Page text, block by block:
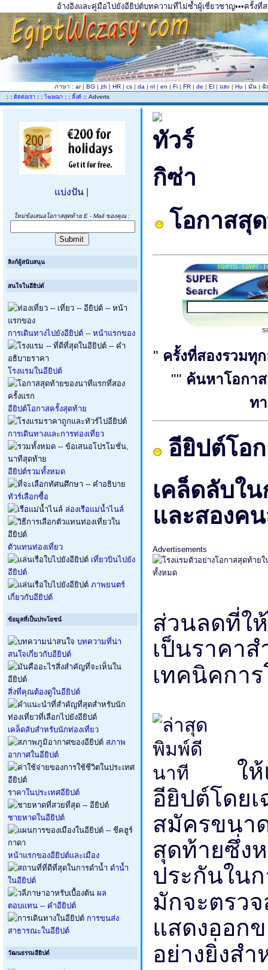
อ้างอิงและคู่มือไปยังอียิปต์บทความที่ไม่ซ้ำผู้เชี่ยวชาญ•••ครั้ง
ภาษา :ar |BG |zh |HR |cs |da |nl |en |Fi |FR |de |El | และ |Hu |มัน |
: : ติดต่อเรา : : โฆษณา : : ลิ้งค์ :: Adverts
แบ่งปัน
ใหม่ข้อเสนอโอกาสสุดท้าย E - Mail ของคุณ :
ลิงก์ผู้สนับสนุน
สนใจในอียิปต์
การเดินทางไปยังอียิปต์ -- หน้าแรกของ
โรงแรมในอียิปต์
อียิปต์โอกาสครั้งสุดท้าย
การเดินทางและการท่องเที่ยว
อียิปต์รวมทั้งหมด
ทัวร์เลือกซื้อ
ล่องเรือแม่น้ำไนล์
ตัวแทนท่องเที่ยว
เที่ยวบินไปยัง
อียิปต์
ภาพยนตร์
เกี่ยวกับอียิปต์
ข้อมูลที่เป็นประโยชน์
บทความที่น่า
สนใจเกี่ยวกับอียิปต์
สิ่งที่คุณต้องดูในอียิปต์
เคล็ดลับสำหรับนักท่องเที่ยว
สภาพ
อากาศในอียิปต์
ราคาในประเทศอียิปต์
ชายหาดในอียิปต์
หน้าแรกของอียิปต์และเมือง
ดำน้ำ
ในอียิปต์
ผล
ตอบแทน -- คำอียิปต์
การขนส่ง
สาธารณะในอียิปต์
วัฒนธรรมอียิปต์
โอกาสสุ
" ครั้งที่สองรวมทุ
"" ค้นหาโอกา
ท
อียิปต์โอ
เคล็ดลับใ
และสองค
Advertisements
ส่วนลดที่ใ
เป็นราค
เทคนิคกา
ให้
อียิปต์โดย
สมัครขนา
สุดท้ายซึ่ง
ประกันใน
มักจะตร
แสดงออก
อย่างยิ่งส